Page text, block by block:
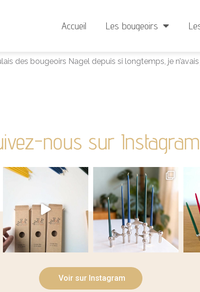
Accueil Les bougeoirs
des bougeoirs Nagel depuis si longtemps, je
nous sur Instagram
Voir sur Instagram